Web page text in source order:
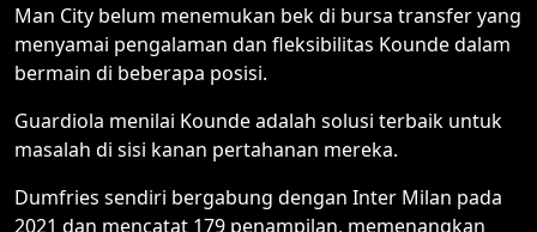
Man City belum menemukan bek di bursa transfer yang
menyamai pengalaman dan fleksibilitas Kounde dalam
bermain di beberapa posisi.
Guardiola menilai Kounde adalah solusi terbaik untuk
masalah di sisi kanan pertahanan mereka.
Dumfries sendiri bergabung dengan Inter Milan pada
2021 dan mencatat 179 penampilan, memenangkan